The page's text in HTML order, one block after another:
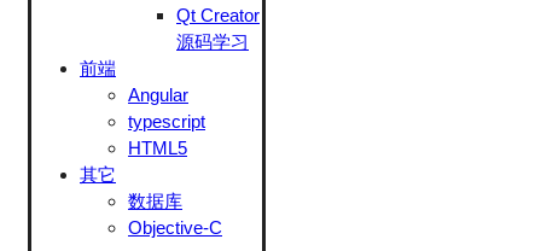
Qt Creator
源码学习
前端
Angular
typescript
HTML5
其它
数据库
Objective-C